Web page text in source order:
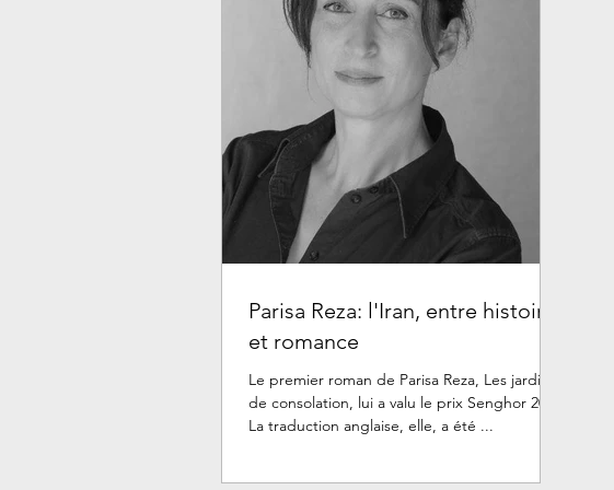
Parisa Reza: l'Iran, entre histoire
et romance
Le premier roman de Parisa Reza, Les jardins
de consolation, lui a valu le prix Senghor 2015.
La traduction anglaise, elle, a été ...